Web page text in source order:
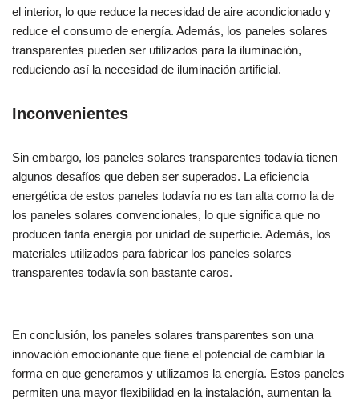
el interior, lo que reduce la necesidad de aire acondicionado y
reduce el consumo de energía. Además, los paneles solares
transparentes pueden ser utilizados para la iluminación,
reduciendo así la necesidad de iluminación artificial.
Inconvenientes
Sin embargo, los paneles solares transparentes todavía tienen
algunos desafíos que deben ser superados. La eficiencia
energética de estos paneles todavía no es tan alta como la de
los paneles solares convencionales, lo que significa que no
producen tanta energía por unidad de superficie. Además, los
materiales utilizados para fabricar los paneles solares
transparentes todavía son bastante caros.
En conclusión, los paneles solares transparentes son una
innovación emocionante que tiene el potencial de cambiar la
forma en que generamos y utilizamos la energía. Estos paneles
permiten una mayor flexibilidad en la instalación, aumentan la